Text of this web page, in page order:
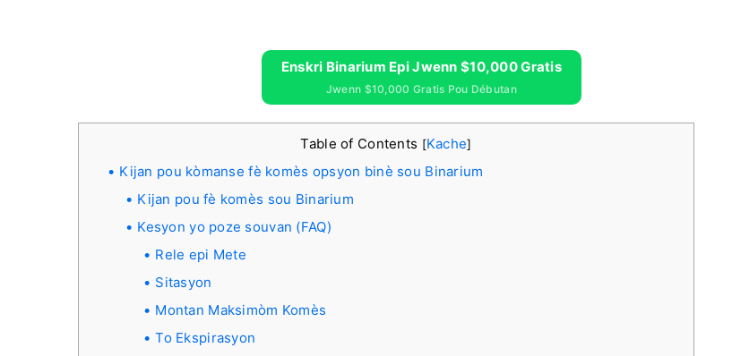
Enskri Binarium Epi Jwenn $10,000 Gratis
Jwenn $10,000 Gratis Pou Débutan
Table of Contents [Kache]
Kijan pou kòmanse fè komès opsyon binè sou Binarium
Kijan pou fè komès sou Binarium
Kesyon yo poze souvan (FAQ)
Rele epi Mete
Sitasyon
Montan Maksimòm Komès
To Ekspirasyon